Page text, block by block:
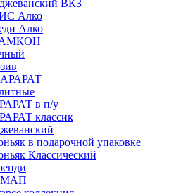
ВКЗ
Алко
Алко
АРАРАТ
в п/у
классик
в подарочной упаковке
Классический
МАП